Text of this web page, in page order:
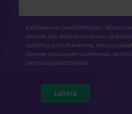
Käsittelemme henkilötietojasi
voimme olla yhteydessä sinuun
Lisätietoa peruuttamisesta,
olemme sitoutuneet suojelemaan
tietosuojaselosteesta.
Lähetä